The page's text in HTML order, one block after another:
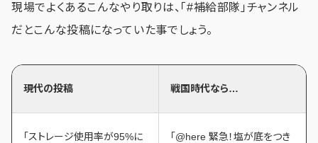
現場でよくあるこんなやり取りは、「#補給部隊」チャンネル
だとこんな投稿になっていた事でしょう。
現代の投稿 戦国時代なら…
「ストレージ使用率が95%に
「@here 緊急！塩が底をつき